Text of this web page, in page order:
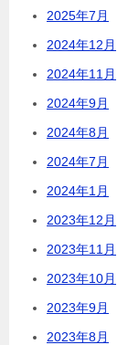
2025年7月
2024年12月
2024年11月
2024年9月
2024年8月
2024年7月
2024年1月
2023年12月
2023年11月
2023年10月
2023年9月
2023年8月